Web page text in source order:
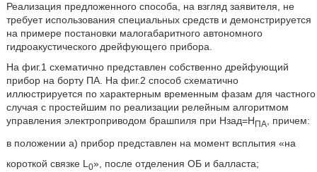
Реализация предложенного способа, на взгляд заявителя, не
требует использования специальных средств и демонстрируется
на примере постановки малогабаритного автономного
гидроакустического дрейфующего прибора.
На фиг.1 схематично представлен собственно дрейфующий
прибор на борту ПА. На фиг.2 способ схематично
иллюстрируется по характерным временным фазам для частного
случая с простейшим по реализации релейным алгоритмом
управления электроприводом брашпиля при Нзад=НПА
, причем:
в положении а) прибор представлен на момент всплытия «на
короткой связке L 0», после отделения ОБ и балласта;